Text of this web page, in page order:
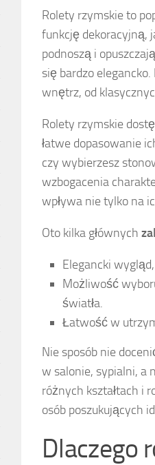
Rolety rzymskie to
funkcję dekoracyjną,
podnoszą i
się bardzo
wnętrz, od
Rolety rzymskie
łatwe dopasowanie
czy wybierzesz
wzbogacenia
wpływa nie tylko na
Oto kilka głównych
Elegancki
Możliwość
światła.
Łatwość w
Nie sposób nie
w salonie, sypialni, a
różnych kształtach i
osób poszukujących
Dlaczego